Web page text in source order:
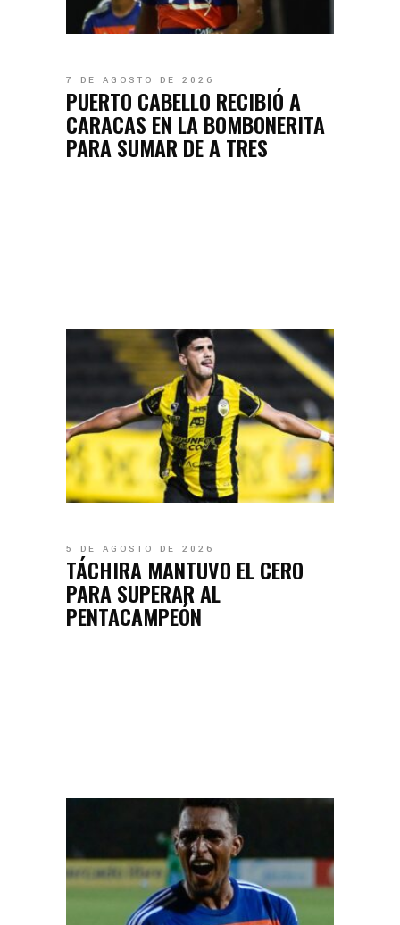
7 DE AGOSTO DE 2026
PUERTO CABELLO RECIBIÓ A
CARACAS EN LA BOMBONERITA
PARA SUMAR DE A TRES
5 DE AGOSTO DE 2026
TÁCHIRA MANTUVO EL CERO
PARA SUPERAR AL
PENTACAMPEÓN